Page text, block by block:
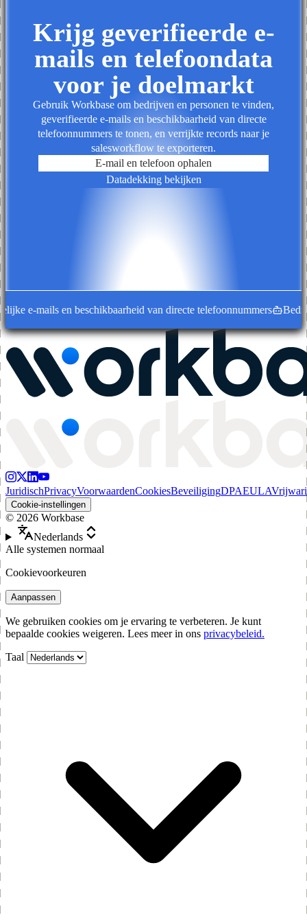
Krijg geverifieerde e-
mails en telefoondata
voor je doelmarkt
Gebruik Workbase om bedrijven en personen te vinden,
geverifieerde e-mails en beschikbaarheid van directe
telefoonnummers te tonen, en verrijkte records naar je
salesworkflow te exporteren.
E-mail en telefoon ophalen
Datadekking bekijken
e-mails en beschikbaarheid van directe telefoonnummers
JuridischPrivacyVoorwaardenCookiesBeveiligingDPAEULA
Cookie-instellingen
© 2026 Workbase
Nederlands
Alle systemen normaal
Cookievoorkeuren
Aanpassen
We gebruiken cookies om je ervaring te verbeteren. Je kunt
bepaalde cookies weigeren. Lees meer in ons privacybeleid.
Taal